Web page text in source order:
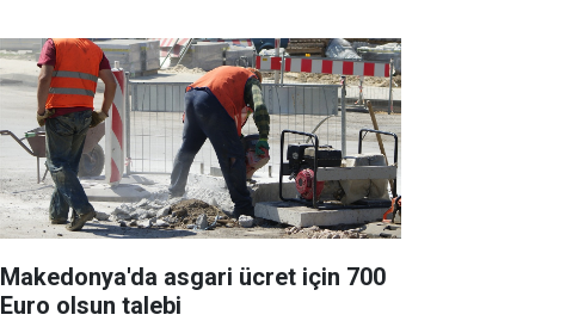
Makedonya'da asgari ücret için 700
Euro olsun talebi